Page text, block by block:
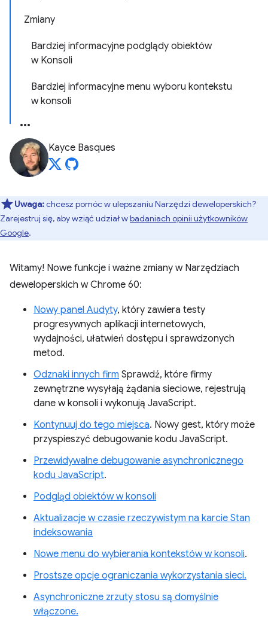
Zmiany
Bardziej informacyjne podglądy obiektów
w Konsoli
Bardziej informacyjne menu wyboru kontekstu
w konsoli
Kayce Basques
Uwaga:chcesz pomóc w ulepszaniu Narzędzi deweloperskich?
Zarejestruj się, aby wziąć udział wbadaniach opinii użytkowników
Google.
Witamy! Nowe funkcje i ważne zmiany w Narzędziach
deweloperskich w Chrome 60:
Nowy panel Audyty, który zawiera testy
progresywnych aplikacji internetowych,
wydajności, ułatwień dostępu i sprawdzonych
metod.
Odznaki innych firm Sprawdź, które firmy
zewnętrzne wysyłają żądania sieciowe, rejestrują
dane w konsoli i wykonują JavaScript.
Kontynuuj do tego miejsca. Nowy gest, który może
przyspieszyć debugowanie kodu JavaScript.
Przewidywalne debugowanie asynchronicznego
kodu JavaScript.
Podgląd obiektów w konsoli
Aktualizacje w czasie rzeczywistym na karcie Stan
indeksowania
Nowe menu do wybierania kontekstów w konsoli.
Prostsze opcje ograniczania wykorzystania sieci.
Asynchroniczne zrzuty stosu są domyślnie
włączone.